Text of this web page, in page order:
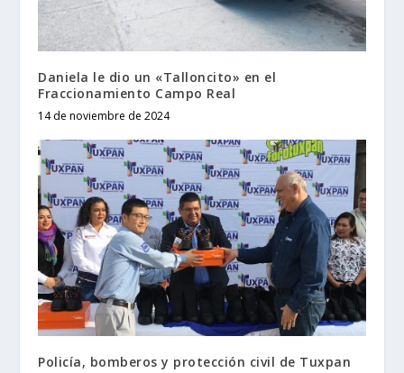
Daniela le dio un «Talloncito» en el
Fraccionamiento Campo Real
14 de noviembre de 2024
Policía, bomberos y protección civil de Tuxpan